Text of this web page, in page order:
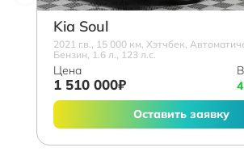
Kia Soul
2021 г.в., 15 000 км, Хэтчбек,
Бензин, 1.6 л., 123 л.с.
Цена
1 510 000₽
Оставить заявку